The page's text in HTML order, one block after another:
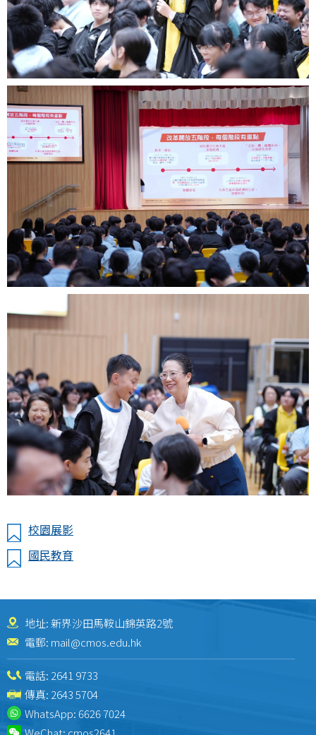
校園展影
國民教育
地址: 新界沙田馬鞍山錦英路2號
電郵: mail@cmos.edu.hk
電話: 2641 9733
傳真: 2643 5704
WhatsApp:6626 7024